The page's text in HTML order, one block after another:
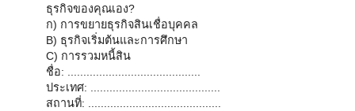
ธุรกิจของคุณเอง?
ก) การขยายธุรกิจสินเชื่อบุคคล
B) ธุรกิจเริ่มต้นและการศึกษา
C) การรวมหนี้สิน
ชื่อ: ..........................................
ประเทศ: .........................................
สถานที่: ..........................................